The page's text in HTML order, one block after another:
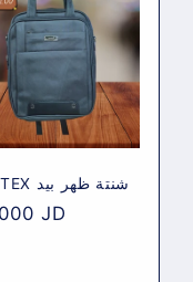
VERTEX شنتة ظهر بيد
JD